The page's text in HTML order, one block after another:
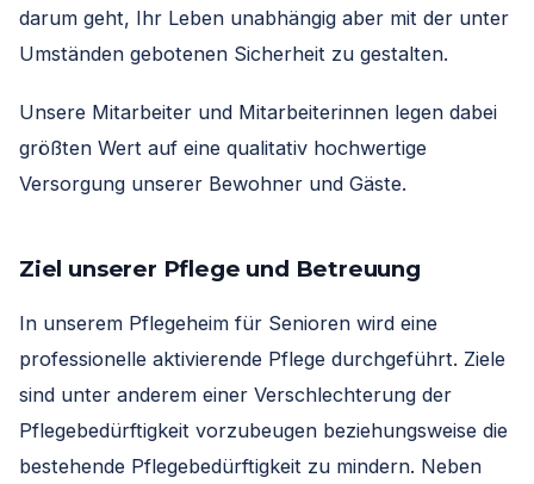
darum geht, Ihr Leben unabhängig aber mit der unter
Umständen gebotenen Sicherheit zu gestalten.
Unsere Mitarbeiter und Mitarbeiterinnen legen dabei
größten Wert auf eine qualitativ hochwertige
Versorgung unserer Bewohner und Gäste.
Ziel unserer Pflege und Betreuung
In unserem Pflegeheim für Senioren wird eine
professionelle aktivierende Pflege durchgeführt. Ziele
sind unter anderem einer Verschlechterung der
Pflegebedürftigkeit vorzubeugen beziehungsweise die
bestehende Pflegebedürftigkeit zu mindern. Neben